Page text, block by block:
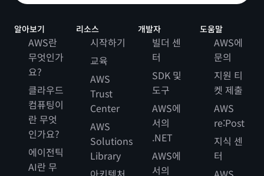
알아보기
AWS란
무엇인가
요?
클라우드
컴퓨팅이
란 무엇
인가요?
에이전틱
AI란 무
리소스
시작하기
교육
AWS
Trust
Center
AWS
Solutions
Library
개발자
빌더 센
터
SDK 및
도구
AWS에
서의
.NET
AWS에
서의
도움말
AWS에
문의
지원 티
켓 제출
AWS
re:Post
지식 센
터